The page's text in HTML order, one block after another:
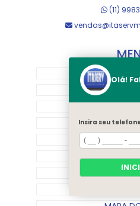
(11)
Olá!
Insira seu